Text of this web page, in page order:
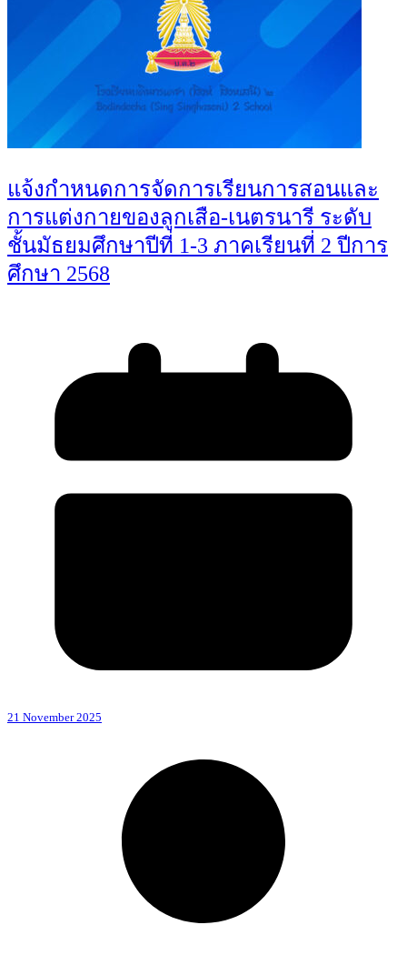
แจ้งกำหนดการจัดการเรียนการสอนและ
การแต่งกายของลูกเสือ-เนตรนารี ระดับ
ชั้นมัธยมศึกษาปีที่ 1-3 ภาคเรียนที่ 2 ปีการ
ศึกษา 2568
21 November 2025